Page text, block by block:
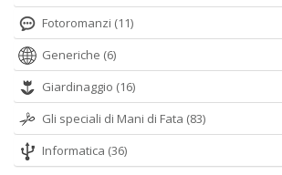
Fotoromanzi (11)
Generiche (6)
Giardinaggio (16)
Gli speciali di Mani di Fata (83)
Informatica (36)